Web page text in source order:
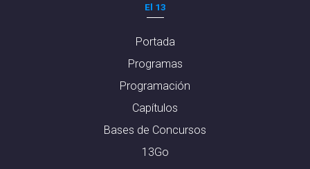
El 13
Portada
Programas
Programación
Capítulos
Bases de Concursos
13Go